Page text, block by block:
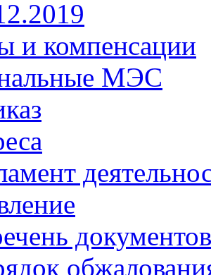
и компенсации
МЭС
документов